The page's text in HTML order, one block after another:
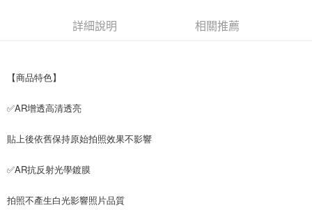
詳細說明 相關推薦
【商品特色】
✅AR增透高清透亮
貼上後依舊保持原始拍照效果不影響
✅AR抗反射光學鍍膜
拍照不產生白光影響照片品質